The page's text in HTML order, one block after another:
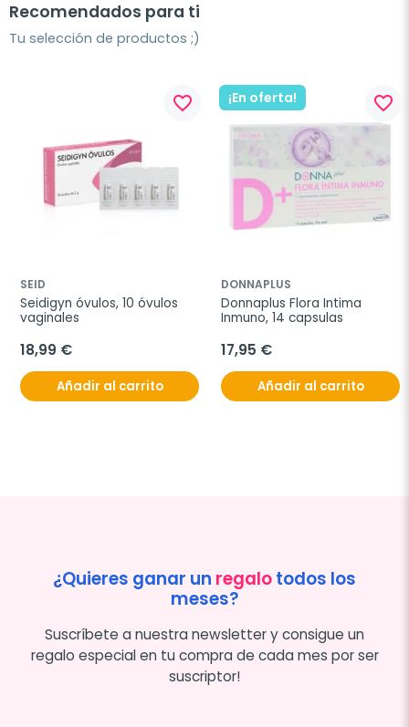
Recomendados para ti
Tu selección de productos ;)
favorite_border
SEID
Seidigyn óvulos, 10 óvulos
vaginales
18,99 €
Añadir al carrito
¡En oferta! favorite_border
DONNAPLUS
Donnaplus Flora Intima
Inmuno, 14 capsulas
17,95 €
Añadir al carrito
¿Quieres ganar un regalotodos los
meses?
Suscríbete a nuestra newsletter y consigue un
regalo especial en tu compra de cada mes por ser
suscriptor!